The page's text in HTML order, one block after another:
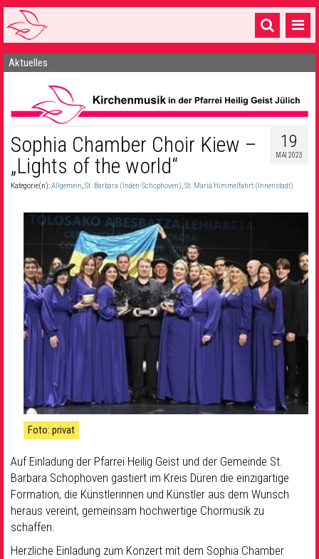
Startseite
1 Pfarrei
16 Gemeinden & mehr
Gottesdienste & Sinnsuche
Sakramente & Feste
Gemeinschaft & Soziales
& Kultur
Seelsorge & Kontakt
Aktuelles
19
MAI 2023
Sophia Chamber Choir Kiew –
„Lights of the world“
Kategorie(n):Allgemein,St. Barbara (Inden-Schophoven),St. Mariä Himmelfahrt (Innenstadt)
Foto: privat
Auf Einladung der Pfarrei Heilig Geist und der Gemeinde St.
Barbara Schophoven gastiert im Kreis Düren die einzigartige
Formation, die Künstlerinnen und Künstler aus dem Wunsch
heraus vereint, gemeinsam hochwertige Chormusik zu
schaffen.
Herzliche Einladung zum Konzert mit dem Sophia Chamber